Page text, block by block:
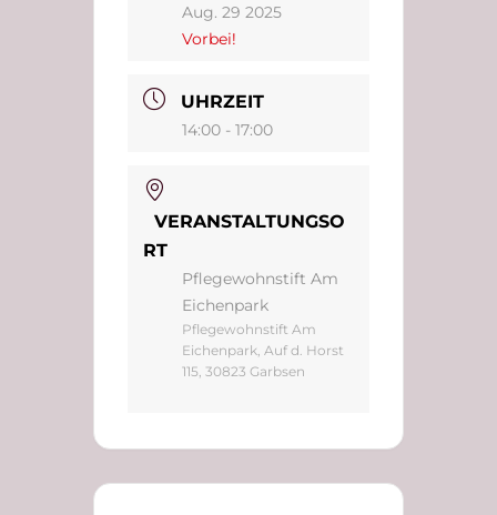
Aug. 29 2025
Vorbei!
UHRZEIT
14:00 - 17:00
VERANSTALTUNGSO
RT
Pflegewohnstift Am
Eichenpark
Pflegewohnstift Am
Eichenpark, Auf d. Horst
115, 30823 Garbsen